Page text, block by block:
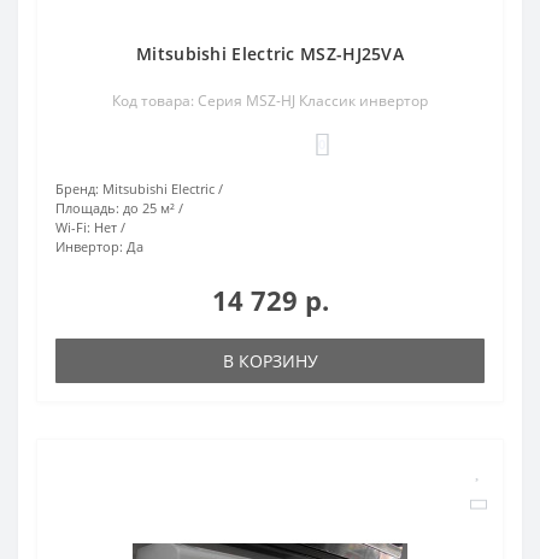
Mitsubishi Electric MSZ-HJ25VA
Код товара: Серия MSZ-HJ Классик инвертор
Бренд: Mitsubishi Electric
Площадь: до 25 м²
Wi-Fi: Нет
Инвертор: Да
14 729 р.
В КОРЗИНУ